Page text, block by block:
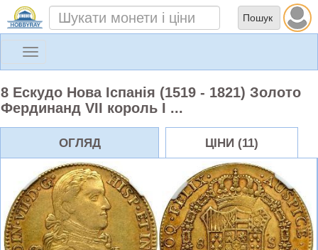
Toggle
8 Ескудо Нова Іспанія (1519 - 1821) Золото
Фердинанд VII король І ...
ОГЛЯД ЦІНИ (11)